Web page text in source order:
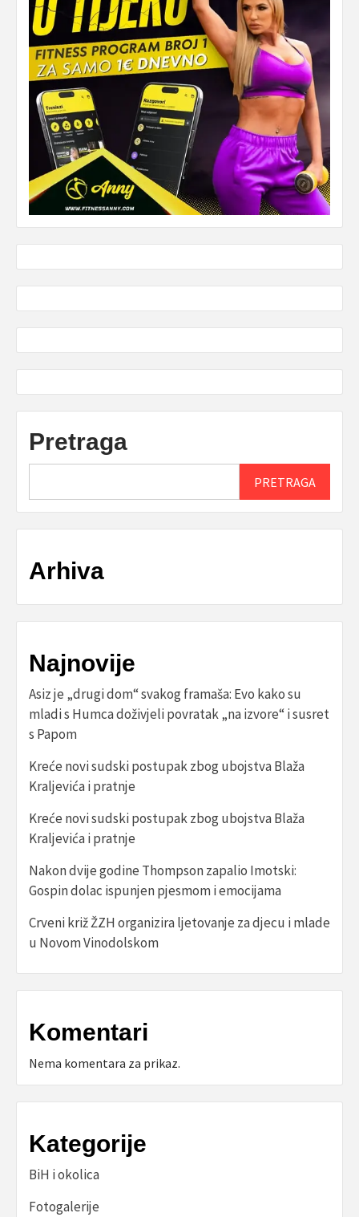
Pretraga
PRETRAGA
Arhiva
Najnovije
Asiz je „drugi dom“ svakog framaša: Evo kako su
mladi s Humca doživjeli povratak „na izvore“ i susret
s Papom
Kreće novi sudski postupak zbog ubojstva Blaža
Kraljevića i pratnje
Kreće novi sudski postupak zbog ubojstva Blaža
Kraljevića i pratnje
Nakon dvije godine Thompson zapalio Imotski:
Gospin dolac ispunjen pjesmom i emocijama
Crveni križ ŽZH organizira ljetovanje za djecu i mlade
u Novom Vinodolskom
Komentari
Nema komentara za prikaz.
Kategorije
BiH i okolica
Fotogalerije